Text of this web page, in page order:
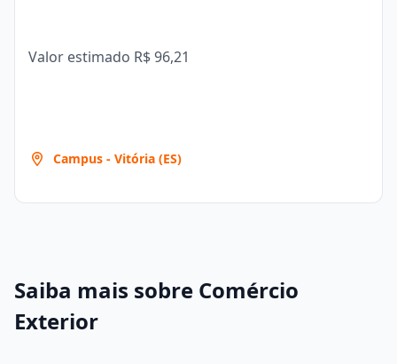
Valor estimado R$ 96,21
Campus - Vitória (ES)
Saiba mais sobre Comércio
Exterior